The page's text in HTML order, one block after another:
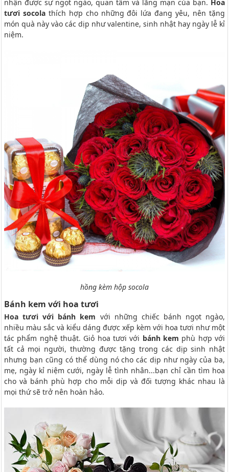
nhận được sự ngọt ngào, quan tâm và lãng mạn của bạn. Hoa
tươi socolathích hợp cho những đôi lứa đang yêu, nên tặng
món quà này vào các dịp như valentine, sinh nhật hay ngày lễ kỉ
niệm.
hồng kèm hộp socola
Bánh kem với hoa tươi
Hoa tươi với bánh kem với những chiếc bánh ngọt ngào,
nhiều màu sắc và kiểu dáng được xếp kèm với hoa tươi như một
tác phẩm nghệ thuật. Giỏ hoa tươi với bánh kem phù hợp với
tất cả mọi người, thường được tặng trong các dịp sinh nhật
nhưng bạn cũng có thể dùng nó cho các dịp như ngày của ba,
mẹ, ngày kỉ niệm cưới, ngày lễ tình nhân...bạn chỉ cần tìm hoa
cho và bánh phù hợp cho mỗi dịp và đối tượng khác nhau là
mọi thứ sẽ trở nên hoàn hảo.